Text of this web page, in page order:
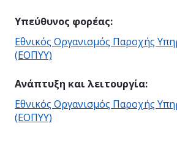
Υπεύθυνος φορέας:
Εθνικός Οργανισμός Παροχής
(ΕΟΠΥΥ)
Ανάπτυξη και λειτουργία:
Εθνικός Οργανισμός Παροχής
(ΕΟΠΥΥ)